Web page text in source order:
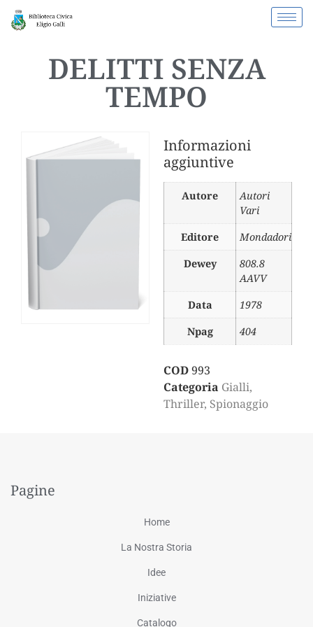
DELITTI SENZA
TEMPO
Informazioni
aggiuntive
Autore
Autori
Vari
Editore
Mondadori
Dewey
808.8
AAVV
Data
1978
Npag
404
COD993
Categoria Gialli,
Thriller, Spionaggio
Pagine
Home
La Nostra Storia
Idee
Iniziative
Catalogo